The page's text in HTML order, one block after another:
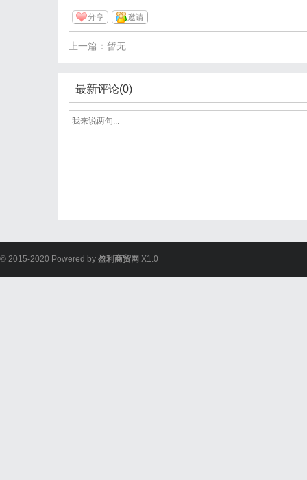
分享 邀请
上一篇：暂无
最新评论(0)
© 2015-2020 Powered by 盈利商贸网 X1.0